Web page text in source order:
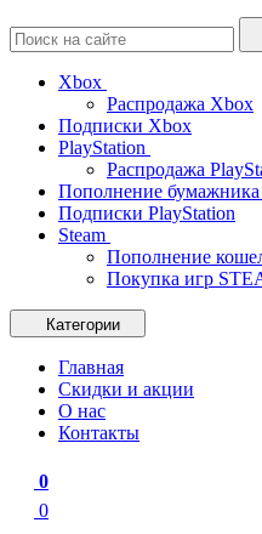
Xbox
Распродажа Xbox
Подписки Xbox
PlayStation
Распродажа
Пополнение
Подписки PlayStation
Steam
Пополнение
Покупка игр
Категории
Главная
Скидки и акции
О нас
Контакты
0
0